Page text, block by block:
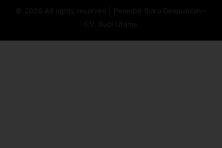
© 2026 All rights reserved | Penerbit Buku Deepublish –
CV. Budi Utama